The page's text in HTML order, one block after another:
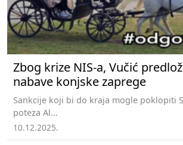
Zbog krize NIS-a, Vučić
nabave konjske zaprege
Sankcije koji bi do kraja mogle poklopiti
poteza Al...
10.12.2025.